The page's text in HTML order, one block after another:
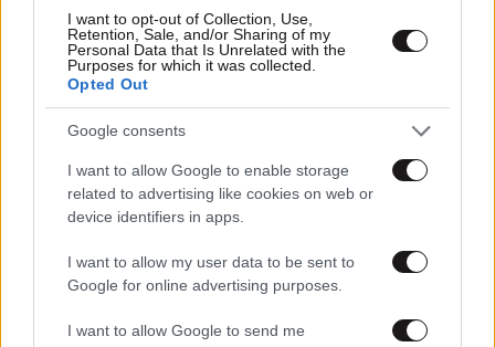
I want to opt-out of Collection, Use,
Retention, Sale, and/or Sharing of my
Personal Data that Is Unrelated with the
Purposes for which it was collected.
Opted Out
Google consents
I want to allow Google to enable storage
related to advertising like cookies on web or
device identifiers in apps.
I want to allow my user data to be sent to
Google for online advertising purposes.
I want to allow Google to send me
24·07·2024 18:11
Ηθοποιός θετική στον κορονοϊό έκανε βόλτες με τον
διοικητή σε νοσοκομείο της Αττικής και διέσπειρε τον
ιό – Καταγγελία ΠΟΕΔΗΝ